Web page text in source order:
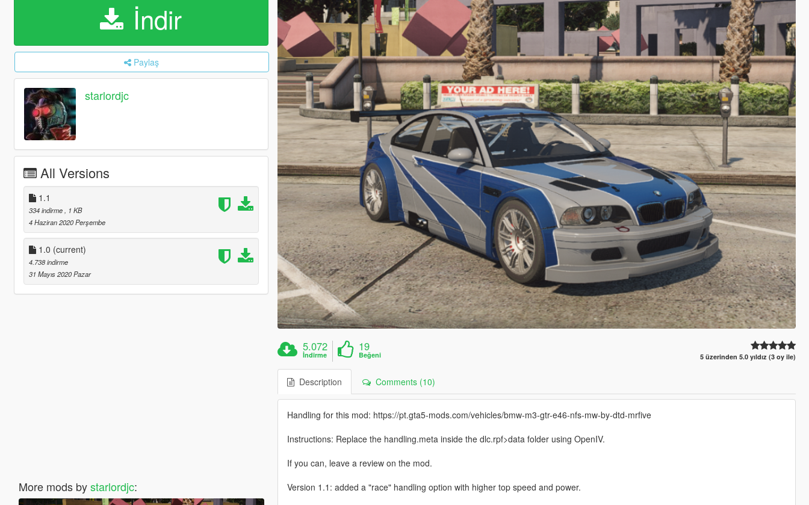
İndir
Paylaş
starlordjc
All Versions
1.1
334 indirme
, 1 KB
4 Haziran 2020 Perşembe
1.0 (current)
4.738 indirme
31 Mayıs 2020 Pazar
More mods bystarlordjc:
5.072
İndirme
19
Beğeni 5 üzerinden 5.0 yıldız (3 oy ile)
Description Comments (10)
Handling for this mod: https://pt.gta5-mods.com/vehicles/bmw-m3-gtr-e46-nfs-mw-by-dtd-mrfive
Instructions: Replace the handling.meta inside the dlc.rpf>data folder using OpenIV.
If you can, leave a review on the mod.
Version 1.1: added a "race" handling option with higher top speed and power.